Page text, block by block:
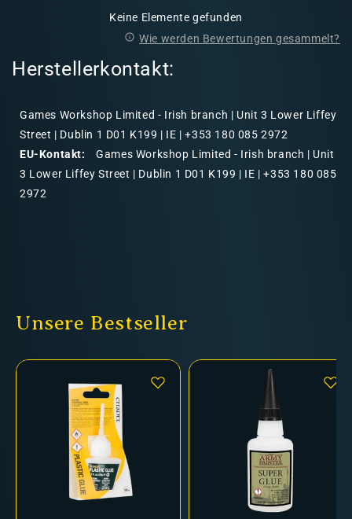
Keine Elemente gefunden
Wie werden Bewertungen gesammelt?
Herstellerkontakt:
Games Workshop Limited - Irish branch | Unit 3 Lower Liffey
Street | Dublin 1 D01 K199 | IE | +353 180 085 2972
EU-Kontakt:
Games Workshop Limited - Irish branch | Unit
3 Lower Liffey Street | Dublin 1 D01 K199 | IE | +353 180 085
2972
Unsere Bestseller